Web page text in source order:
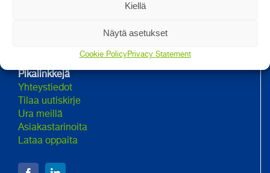
Kiellä
Näytä asetukset
Cookie PolicyPrivacy Statement
Pikalinkkejä
Yhteystiedot
Tilaa uutiskirje
Ura meillä
Asiakastarinoita
Lataa oppaita